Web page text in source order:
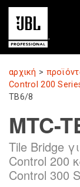
προϊόντα
Μελέτες
Συνεδρίες
εκπαίδευση
σχετικά
αρχική >
Control 200
TB6/8
MTC-
Tile Bridge
Control 200
Control 300